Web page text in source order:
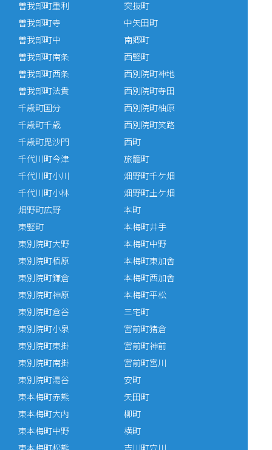
曽我部町重利
曽我部町寺
曽我部町中
曽我部町南条
曽我部町西条
曽我部町法貴
千歳町国分
千歳町千歳
千歳町毘沙門
千代川町今津
千代川町小川
千代川町小林
突抜町
中矢田町
南郷町
西竪町
西別院町神地
西別院町寺田
西別院町柚原
西別院町笑路
西町
旅籠町
畑野町千ケ畑
畑野町土ケ畑
畑野町広野
東竪町
東別院町大野
東別院町栢原
東別院町鎌倉
東別院町神原
東別院町倉谷
東別院町小泉
東別院町東掛
東別院町南掛
東別院町湯谷
東本梅町赤熊
東本梅町大内
東本梅町中野
本町
本梅町井手
本梅町中野
本梅町東加舎
本梅町西加舎
本梅町平松
三宅町
宮前町猪倉
宮前町神前
宮前町宮川
安町
矢田町
柳町
横町